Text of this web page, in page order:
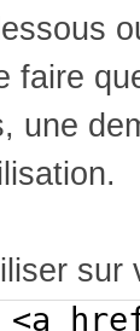
faire
une
sur